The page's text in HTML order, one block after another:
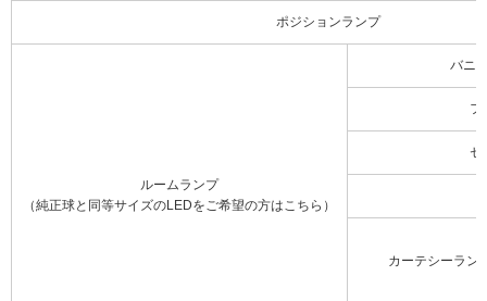
ポジションランプ
ルームランプ
（純正球と同等サイズのLEDをご希望の方はこちら）
バニ
フ
セ
カーテシーラン